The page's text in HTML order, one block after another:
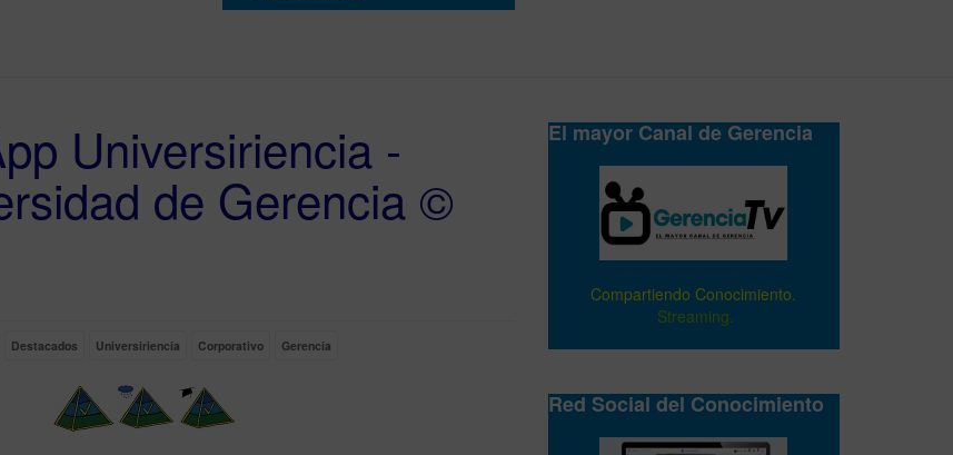
Universiriencia -
de Gerencia ©
Destacados Universiriencia Corporativo Gerencia
El mayor Canal de Gerencia
Compartiendo Conocimiento.
Streaming.
Red Social del Conocimiento